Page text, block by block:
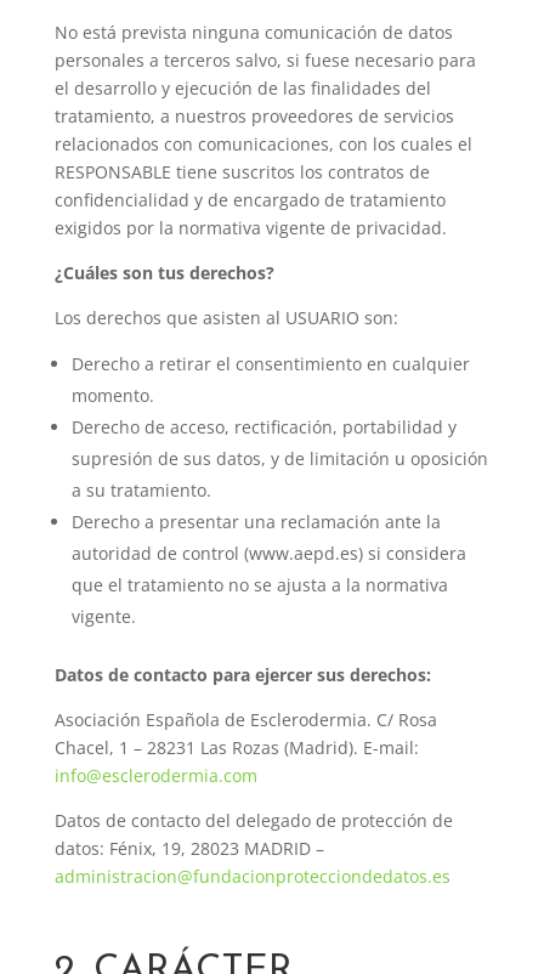
No está prevista ninguna comunicación de datos
personales a terceros salvo, si fuese necesario para
el desarrollo y ejecución de las finalidades del
tratamiento, a nuestros proveedores de servicios
relacionados con comunicaciones, con los cuales el
RESPONSABLE tiene suscritos los contratos de
confidencialidad y de encargado de tratamiento
exigidos por la normativa vigente de privacidad.
¿Cuáles son tus derechos?
Los derechos que asisten al USUARIO son:
Derecho a retirar el consentimiento en cualquier
momento.
Derecho de acceso, rectificación, portabilidad y
supresión de sus datos, y de limitación u oposición
a su tratamiento.
Derecho a presentar una reclamación ante la
autoridad de control (www.aepd.es) si considera
que el tratamiento no se ajusta a la normativa
vigente.
Datos de contacto para ejercer sus derechos:
Asociación Española de Esclerodermia. C/ Rosa
Chacel, 1 – 28231 Las Rozas (Madrid). E-mail:
info@esclerodermia.com
Datos de contacto del delegado de protección de
datos: Fénix, 19, 28023 MADRID –
administracion@fundacionprotecciondedatos.es